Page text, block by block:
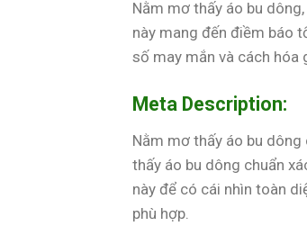
Nằm mơ thấy áo bu
này mang đến điềm báo
số may mắn và cách hóa
Meta Description:
Nằm mơ thấy áo bu
thấy áo bu dông chuẩn
này để có cái nhìn toàn
phù hợp.